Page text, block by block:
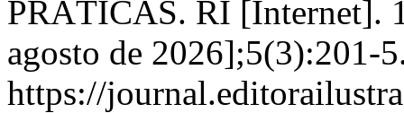
PRÁTICAS. RI [Internet].
agosto de 2026];5(3):201-
https://